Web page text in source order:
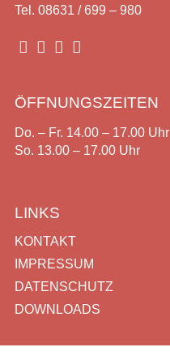
Tel. 08631 / 699 – 980
   
ÖFFNUNGSZEITEN
Do. – Fr. 14.00 – 17.00 Uhr
So. 13.00 – 17.00 Uhr
LINKS
KONTAKT
IMPRESSUM
DATENSCHUTZ
DOWNLOADS